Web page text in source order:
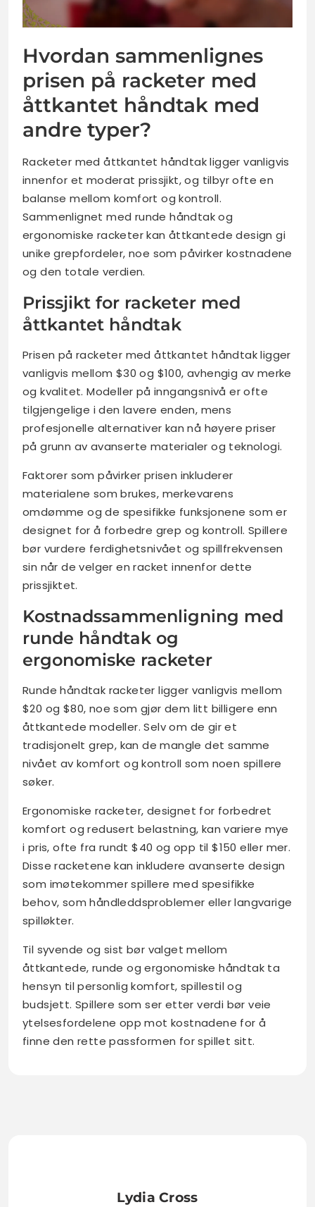
Hvordan sammenlignes
prisen på racketer med
åttkantet håndtak med
andre typer?
Racketer med åttkantet håndtak ligger vanligvis
innenfor et moderat prissjikt, og tilbyr ofte en
balanse mellom komfort og kontroll.
Sammenlignet med runde håndtak og
ergonomiske racketer kan åttkantede design gi
unike grepfordeler, noe som påvirker kostnadene
og den totale verdien.
Prissjikt for racketer med
åttkantet håndtak
Prisen på racketer med åttkantet håndtak ligger
vanligvis mellom $30 og $100, avhengig av merke
og kvalitet. Modeller på inngangsnivå er ofte
tilgjengelige i den lavere enden, mens
profesjonelle alternativer kan nå høyere priser
på grunn av avanserte materialer og teknologi.
Faktorer som påvirker prisen inkluderer
materialene som brukes, merkevarens
omdømme og de spesifikke funksjonene som er
designet for å forbedre grep og kontroll. Spillere
bør vurdere ferdighetsnivået og spillfrekvensen
sin når de velger en racket innenfor dette
prissjiktet.
Kostnadssammenligning med
runde håndtak og
ergonomiske racketer
Runde håndtak racketer ligger vanligvis mellom
$20 og $80, noe som gjør dem litt billigere enn
åttkantede modeller. Selv om de gir et
tradisjonelt grep, kan de mangle det samme
nivået av komfort og kontroll som noen spillere
søker.
Ergonomiske racketer, designet for forbedret
komfort og redusert belastning, kan variere mye
i pris, ofte fra rundt $40 og opp til $150 eller mer.
Disse racketene kan inkludere avanserte design
som imøtekommer spillere med spesifikke
behov, som håndleddsproblemer eller langvarige
spilløkter.
Til syvende og sist bør valget mellom
åttkantede, runde og ergonomiske håndtak ta
hensyn til personlig komfort, spillestil og
budsjett. Spillere som ser etter verdi bør veie
ytelsesfordelene opp mot kostnadene for å
finne den rette passformen for spillet sitt.
Lydia Cross